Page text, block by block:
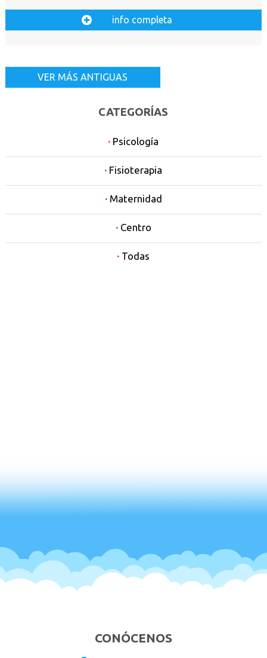
info completa
VER MÁS ANTIGUAS
CATEGORÍAS
· Psicología
· Fisioterapia
· Maternidad
· Centro
· Todas
CONÓCENOS